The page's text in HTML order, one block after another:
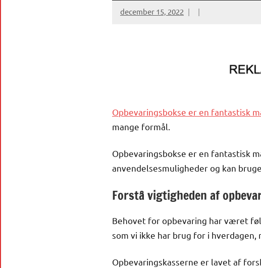
december 15, 2022
Opbevaringsbokse er en fantastisk
mange formål.
Opbevaringsbokse er en fantastisk
anvendelsesmuligheder og kan
Forstå vigtigheden af
Behovet for opbevaring har været
som vi ikke har brug for i
Opbevaringskasserne er lavet af